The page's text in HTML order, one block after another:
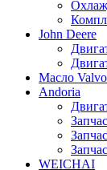
John Deere
Масло
Andoria
WEICHAI